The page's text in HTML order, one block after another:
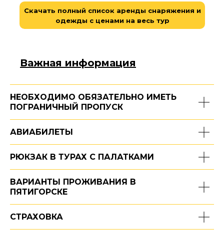
Скачать полный список аренды снаряжения и
одежды с ценами на весь тур
Важная информация
НЕОБХОДИМО ОБЯЗАТЕЛЬНО ИМЕТЬ
ПОГРАНИЧНЫЙ ПРОПУСК
АВИАБИЛЕТЫ
РЮКЗАК В ТУРАХ С ПАЛАТКАМИ
ВАРИАНТЫ ПРОЖИВАНИЯ В
ПЯТИГОРСКЕ
СТРАХОВКА